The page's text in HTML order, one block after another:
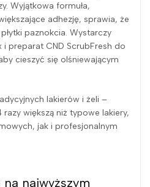
Wyjątkowa formuła,
adhezję, sprawia, że
paznokcia. Wystarczy
preparat CND ScrubFresh do
cieszyć się olśniewającym
lakierów i żeli –
większą niż typowe lakiery,
jak i profesjonalnym
na najwyższym